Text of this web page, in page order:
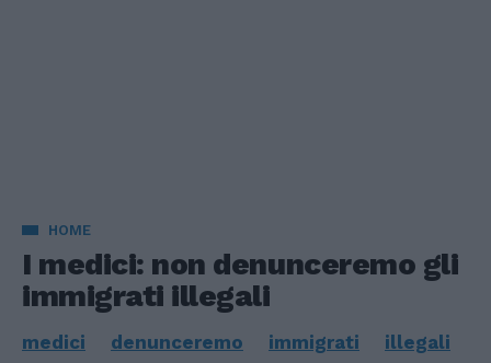
HOME
I medici: non denunceremo gli
immigrati illegali
medici denunceremo immigrati illegali